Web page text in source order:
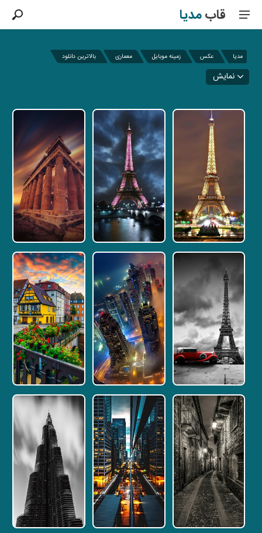
قابمدیا
مدیا عکس زمینه موبایل معماری بالاترین دانلود
نمایش